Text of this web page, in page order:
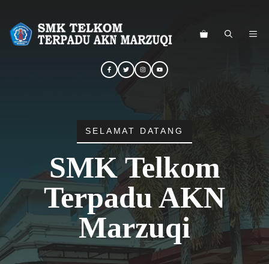
SELAMAT DATANG
SMK Telkom
Terpadu AKN
Marzuqi